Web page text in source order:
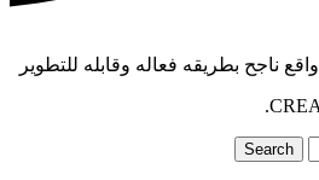
ناجح بطريقه فعاله وقابله للتطوير
.
Search